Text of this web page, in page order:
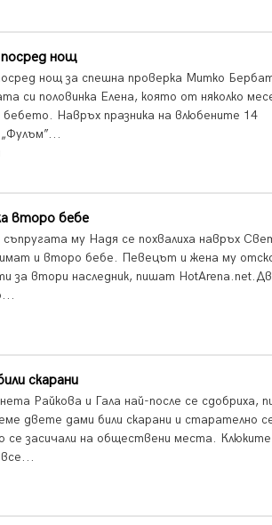
посред нощ
нощ за спешна проверка Митко
си половинка Елена, която от няколко
Навръх празника на влюбените 14
второ бебе
му Надя се похвалиха навръх
и второ бебе. Певецът и жена му
за втори наследник, пишат
скарани
Райкова и Гала най-после се сдобриха,
двете дами били скарани и старателно
се засичали на обществени места. Клюките